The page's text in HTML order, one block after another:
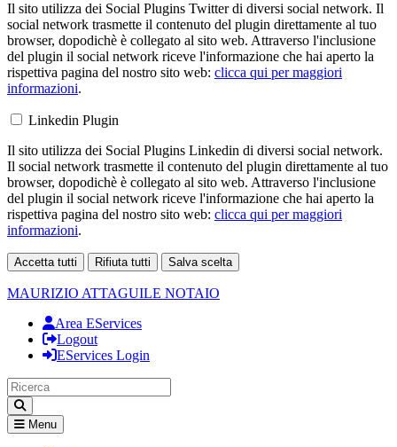
Il sito utilizza dei Social Plugins Twitter di diversi social network. Il
social network trasmette il contenuto del plugin direttamente al tuo
browser, dopodichè è collegato al sito web. Attraverso l'inclusione
del plugin il social network riceve l'informazione che hai aperto la
rispettiva pagina del nostro sito web: clicca qui per maggiori
informazioni.
Linkedin Plugin
Il sito utilizza dei Social Plugins Linkedin di diversi social network.
Il social network trasmette il contenuto del plugin direttamente al tuo
browser, dopodichè è collegato al sito web. Attraverso l'inclusione
del plugin il social network riceve l'informazione che hai aperto la
rispettiva pagina del nostro sito web: clicca qui per maggiori
informazioni.
Accetta tutti Rifiuta tutti Salva scelta
MAURIZIO ATTAGUILE NOTAIO
Area EServices
Logout
EServices Login
Menu